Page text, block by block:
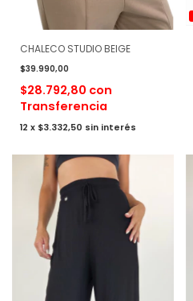
CHALECO STUDIO BEIGE
$39.990,00
$28.792,80 con
Transferencia
12 x $3.332,50 sin interés